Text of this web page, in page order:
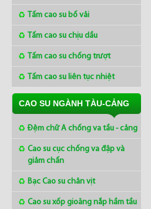
Tấm cao su bố vải
Tấm cao su chịu dầu
Tấm cao su chống trượt
Tấm cao su liên tục nhiệt
CAO SU NGÀNH TÀU-CẢNG
Đệm chữ A chống va tầu - cảng
Cao su cục chống va đập và
giảm chấn
Bạc Cao su chân vịt
Cao su xốp gioăng nắp hầm tầu